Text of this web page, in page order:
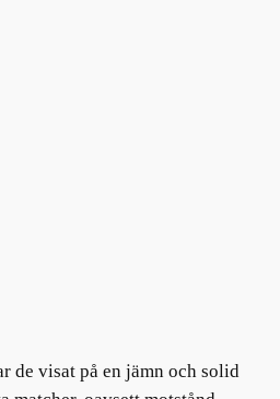
de visat på en jämn och solid